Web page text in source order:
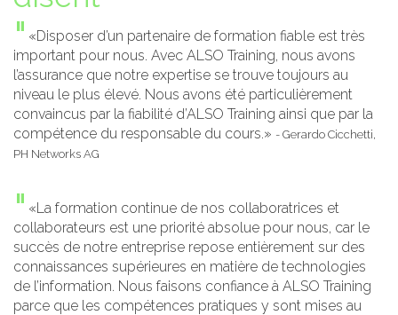
"«Disposer d’un partenaire de formation fiable est très
important pour nous. Avec ALSO Training, nous avons
l’assurance que notre expertise se trouve toujours au
niveau le plus élevé. Nous avons été particulièrement
convaincus par la fiabilité d’ALSO Training ainsi que par la
compétence du responsable du cours.» - Gerardo Cicchetti,
PH Networks AG
"«La formation continue de nos collaboratrices et
collaborateurs est une priorité absolue pour nous, car le
succès de notre entreprise repose entièrement sur des
connaissances supérieures en matière de technologies
de l’information. Nous faisons confiance à ALSO Training
parce que les compétences pratiques y sont mises au